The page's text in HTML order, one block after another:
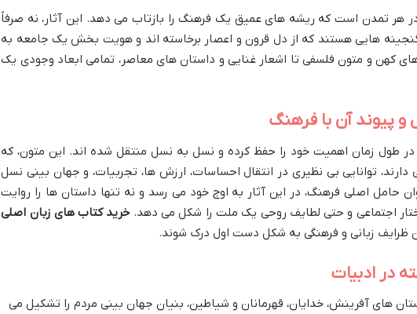
هر تمدن است که ریشه های عمیق یک فرهنگ را بازتاب می دهد. این آثار، نه صرفاً
گنجینه هایی هستند که از دل قرون و اعصار برخاسته اند و هویت بخش یک جامعه به
کهن و متون فلسفی تا اشعار غنایی و داستان های معاصر، تمامی ابعاد وجودی یک
و پیوند آن با فرهنگ
در طول زمان اهمیت خود را حفظ کرده و نسل به نسل منتقل شده اند. این متون، که
توانایی بی نظیری در انتقال احساسات، ارزش ها، تجربیات، و جهان بینی نسل
حامل اصلی فرهنگ، در این آثار به اوج خود می رسد و نه تنها داستان ها را روایت
اجتماعی و حتی لطایف روحی یک ملت را شکل می دهد. خرید کتاب های زبان اصلی
ظرایف زبانی و فرهنگی به شکل دست اول درک شوند.
در ادبیات
های آفرینش، خدایان، قهرمانان و شیاطین، بنیان جهان بینی مردم را تشکیل می